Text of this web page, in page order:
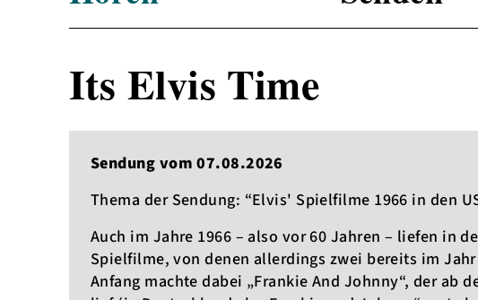
Its Elvis Time
Sendung vom 07.08.2026
Thema der Sendung: “Elvis' Spielfilme 1966 in den
Auch im Jahre 1966 – also vor 60 Jahren – liefen in
Spielfilme, von denen allerdings zwei bereits im
Anfang machte dabei „Frankie And Johnny“, der ab